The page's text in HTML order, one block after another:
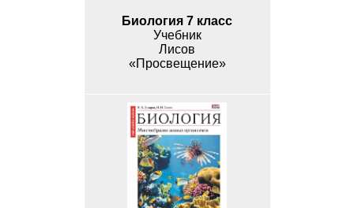
Биология 7 класс
Учебник
Лисов
«Просвещение»